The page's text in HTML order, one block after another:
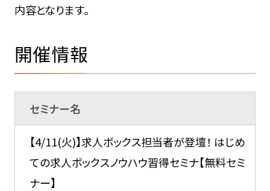
内容となります。
開催情報
セミナー名
【4/11(火)】求人ボックス担当者が登壇！ はじめ
ての求人ボックスノウハウ習得セミナ【無料セミ
ナー】